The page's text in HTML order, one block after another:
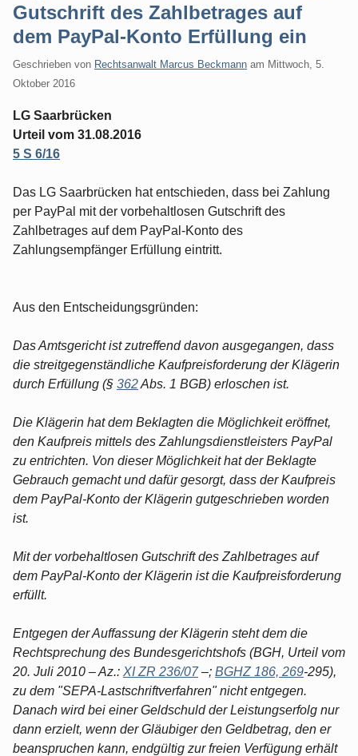
Gutschrift des Zahlbetrages auf
dem PayPal-Konto Erfüllung ein
Geschrieben von Rechtsanwalt Marcus Beckmann am Mittwoch, 5.
Oktober 2016
LG Saarbrücken
Urteil vom 31.08.2016
5 S 6/16
Das LG Saarbrücken hat entschieden, dass bei Zahlung
per PayPal mit der vorbehaltlosen Gutschrift des
Zahlbetrages auf dem PayPal-Konto des
Zahlungsempfänger Erfüllung eintritt.
Aus den Entscheidungsgründen:
Das Amtsgericht ist zutreffend davon ausgegangen, dass
die streitgegenständliche Kaufpreisforderung der Klägerin
durch Erfüllung (§ 362Abs. 1 BGB) erloschen ist.
Die Klägerin hat dem Beklagten die Möglichkeit eröffnet,
den Kaufpreis mittels des Zahlungsdienstleisters PayPal
zu entrichten. Von dieser Möglichkeit hat der Beklagte
Gebrauch gemacht und dafür gesorgt, dass der Kaufpreis
dem PayPal-Konto der Klägerin gutgeschrieben worden
ist.
Mit der vorbehaltlosen Gutschrift des Zahlbetrages auf
dem PayPal-Konto der Klägerin ist die Kaufpreisforderung
erfüllt.
Entgegen der Auffassung der Klägerin steht dem die
Rechtsprechung des Bundesgerichtshofs (BGH, Urteil vom
20. Juli 2010 – Az.: XI ZR 236/07–; BGHZ 186, 269-295),
zu dem "SEPA-Lastschriftverfahren" nicht entgegen.
Danach wird bei einer Geldschuld der Leistungserfolg nur
dann erzielt, wenn der Gläubiger den Geldbetrag, den er
beanspruchen kann, endgültig zur freien Verfügung erhält